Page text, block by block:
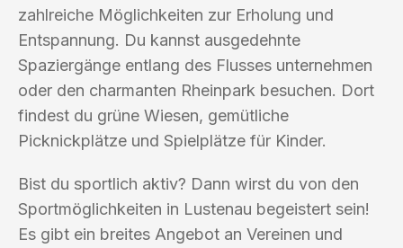
zahlreiche Möglichkeiten zur Erholung und
Entspannung. Du kannst ausgedehnte
Spaziergänge entlang des Flusses unternehmen
oder den charmanten Rheinpark besuchen. Dort
findest du grüne Wiesen, gemütliche
Picknickplätze und Spielplätze für Kinder.
Bist du sportlich aktiv? Dann wirst du von den
Sportmöglichkeiten in Lustenau begeistert sein!
Es gibt ein breites Angebot an Vereinen und